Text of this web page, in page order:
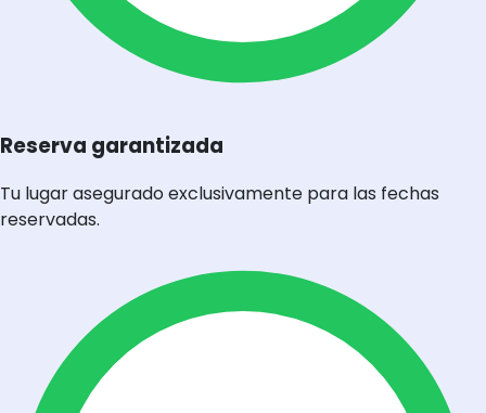
Reserva garantizada
Tu lugar asegurado exclusivamente para las fechas
reservadas.